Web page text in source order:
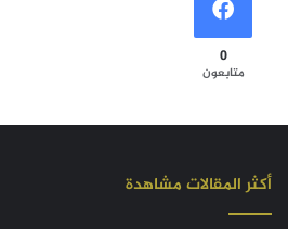
0
متابعون
أكثر المقالات مشاهدة